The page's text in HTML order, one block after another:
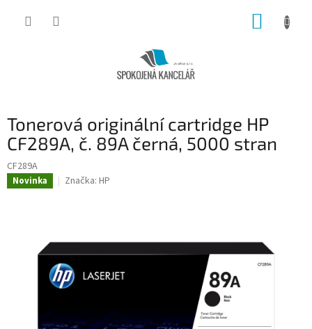
Tonerová originální cartridge HP
CF289A, č. 89A černá, 5000 stran
CF289A
Novinka Značka: HP